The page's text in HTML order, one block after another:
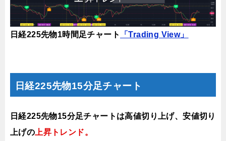
日経225先物1時間足チャート 「Trading View」
日経225先物15分足チャート
日経225先物15分足チャートは高値切り上げ、安値切り
上げの 上昇トレンド。